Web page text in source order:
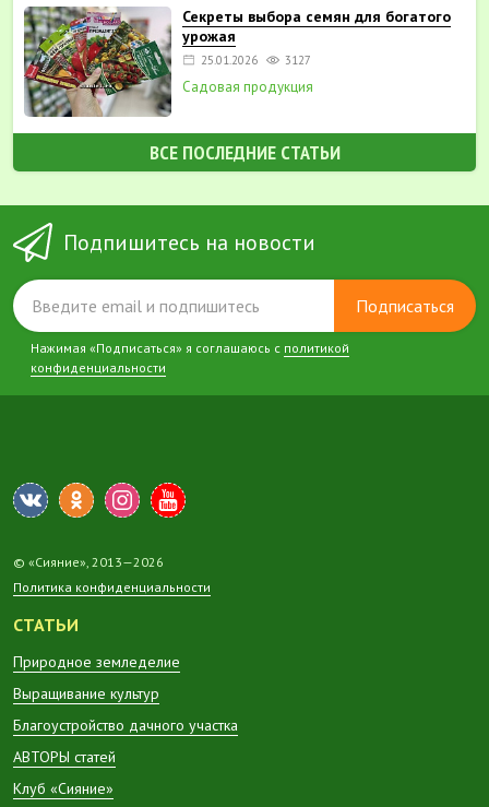
Секреты выбора семян для богатого
урожая
25.01.2026 3127
Садовая продукция
ВСЕ ПОСЛЕДНИЕ СТАТЬИ
Подпишитесь на новости
Подписаться
Нажимая «Подписаться» я соглашаюсь с политикой
конфиденциальности
© «Сияние», 2013—2026
Политика конфиденциальности
СТАТЬИ
Природное земледелие
Выращивание культур
Благоустройство дачного участка
АВТОРЫ статей
Клуб «Сияние»